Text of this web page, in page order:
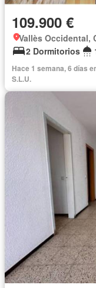
109.900 €
Vallès Occidental,
2 Dormitorios
Hace 1 semana, 6 días
S.L.U.